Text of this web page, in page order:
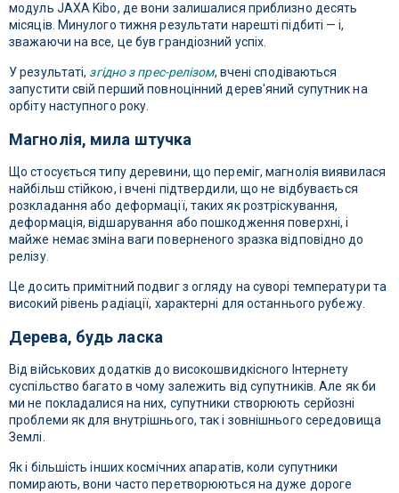
модуль JAXA Kibo, де вони залишалися приблизно десять
місяців. Минулого тижня результати нарешті підбиті — і,
зважаючи на все, це був грандіозний успіх.
У результаті, згідно з прес-релізом, вчені сподіваються
запустити свій перший повноцінний дерев'яний супутник на
орбіту наступного року.
Магнолія, мила штучка
Що стосується типу деревини, що переміг, магнолія виявилася
найбільш стійкою, і вчені підтвердили, що не відбувається
розкладання або деформації, таких як розтріскування,
деформація, відшарування або пошкодження поверхні, і
майже немає зміна ваги поверненого зразка відповідно до
релізу.
Це досить примітний подвиг з огляду на суворі температури та
високий рівень радіації, характерні для останнього рубежу.
Дерева, будь ласка
Від військових додатків до високошвидкісного Інтернету
суспільство багато в чому залежить від супутників. Але як би
ми не покладалися на них, супутники створюють серйозні
проблеми як для внутрішнього, так і зовнішнього середовища
Землі.
Як і більшість інших космічних апаратів, коли супутники
помирають, вони часто перетворюються на дуже дороге